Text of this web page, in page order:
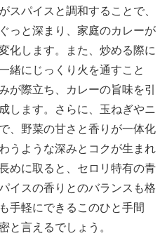
スパイスと調和することで、
っと深まり、家庭のカレーが
化します。また、炒める際に
緒にじっくり火を通すこと
が際立ち、カレーの旨味を引
します。さらに、玉ねぎやニ
、野菜の甘さと香りが一体化
うような深みとコクが生まれ
めに取ると、セロリ特有の青
イスの香りとのバランスも格
手軽にできるこのひと手間
と言えるでしょう。